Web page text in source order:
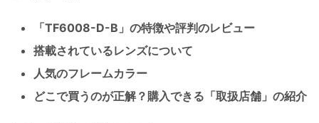
「TF6008-D-B」の特徴や評判のレビュー
搭載されているレンズについて
人気のフレームカラー
どこで買うのが正解？購入できる「取扱店舗」の紹介